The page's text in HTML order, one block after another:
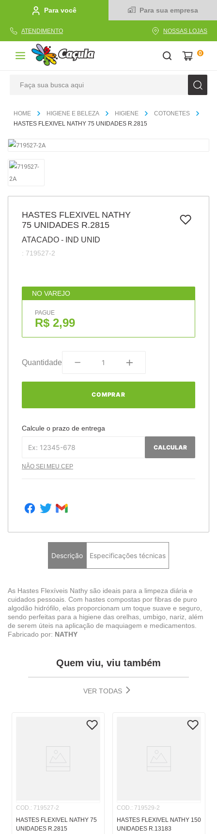
Para você Para sua empresa
ATENDIMENTO NOSSAS LOJAS
0
HIGIENE E BELEZA HIGIENE
COTONETES
HASTES FLEXIVEL NATHY 75 UNIDADES R.2815
HASTES FLEXIVEL NATHY
75 UNIDADES R.2815
ATACADO - IND UNID
: 719527-2
NO VAREJO
PAGUE
R$ 2,99
Quantidade
COMPRAR
Calcule o prazo de entrega
CALCULAR
NÃO SEI MEU CEP
Descrição Especificações técnicas
As Hastes Flexíveis Nathy são ideais para a limpeza diária e
cuidados pessoais. Com hastes compostas por fibras de puro
algodão hidrófilo, elas proporcionam um toque suave e seguro,
sendo perfeitas para a higiene das orelhas, umbigo, nariz, além
de serem úteis na aplicação de maquiagem e medicamentos.
Fabricado por: NATHY
Quem viu, viu também
VER TODAS
COD.: 719527-2
HASTES FLEXIVEL NATHY 75
UNIDADES R.2815
COD.: 719529-2
HASTES FLEXIVEL NATHY 150
UNIDADES R.13183
1º caderno
2
pincel
cola
barbante